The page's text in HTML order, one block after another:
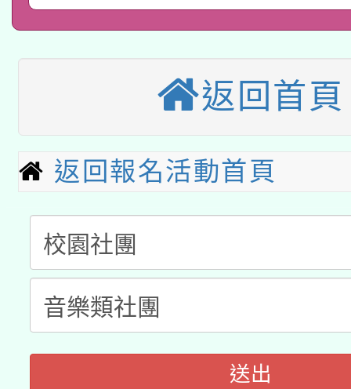
用水績優單位及節水達
開 智慧啟航」
2026年桃園地景藝術
本校115學年度第2次
招甄選結果公告(無人
招)
適應運動共學行動站研
本館辦理115年度閱讀
暨閱讀推動專業研習
科技賦能─人工智慧
礎課程
A3數位素養講師名單
「數位內容與教學軟體
pilot」
有關大陸委員會函釋公
薪期間赴陸應申請許可
轉知經濟部水利署委託
業技術研究院辦理「
115年8月22日(星期六
返回首頁
返回報名活動首頁
送出